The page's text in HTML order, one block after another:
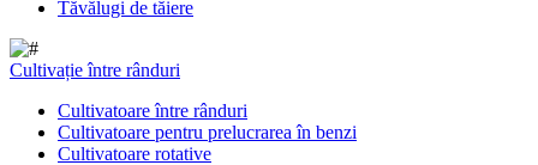
Tăvălugi de tăiere
Cultivație între rânduri
Cultivatoare între rânduri
Cultivatoare pentru prelucrarea în benzi
Cultivatoare rotative